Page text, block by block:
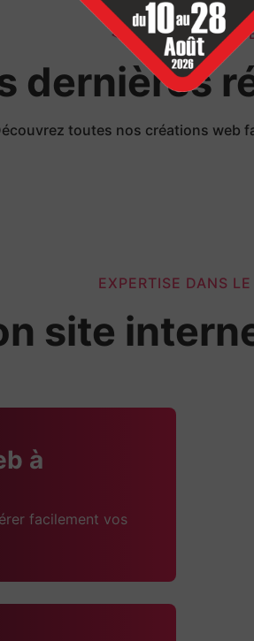
</LES PROJETS
dernières
toutes nos créations web
EXPERTISE DANS
site
à
facilement vos